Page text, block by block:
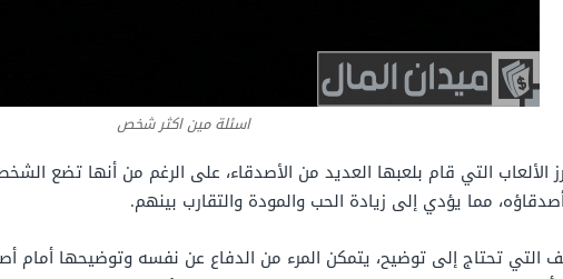
اسئلة مين اكثر شخص
الألعاب التي قام بلعبها العديد من الأصدقاء، على الرغم من أنها تضع
مما يؤدي إلى زيادة الحب والمودة والتقارب بينهم.
التي تحتاج إلى توضيح، يتمكن المرء من الدفاع عن نفسه وتوضيحها أمام